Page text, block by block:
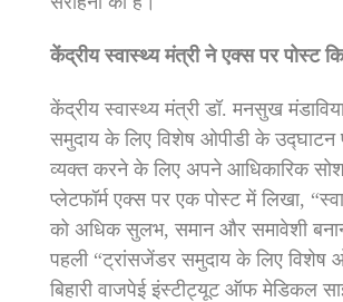
केंद्रीय स्वास्थ्य मंत्री ने एक्स पर पोस्ट
केंद्रीय स्वास्थ्य मंत्री डॉ. मनसुख
समुदाय के लिए विशेष ओपीडी के उद्घाटन
व्यक्त करने के लिए अपने आधिकारिक
प्लेटफॉर्म एक्स पर एक पोस्ट में लिखा,
को अधिक सुलभ, समान और समावेशी
पहली “ट्रांसजेंडर समुदाय के लिए विशेष
बिहारी वाजपेई इंस्टीट्यूट ऑफ मेडिकल